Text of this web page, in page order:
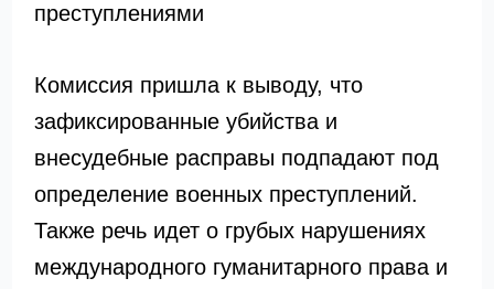
преступлениями
Комиссия пришла к выводу, что
зафиксированные убийства и
внесудебные расправы подпадают под
определение военных преступлений.
Также речь идет о грубых нарушениях
международного гуманитарного права и